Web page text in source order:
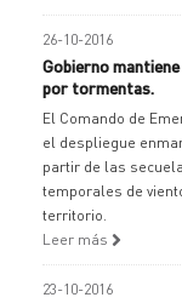
26-10-2016
Gobierno
por tormentas.
El Comando de
el despliegue
partir de las
temporales de
territorio.
Leer más
23-10-2016